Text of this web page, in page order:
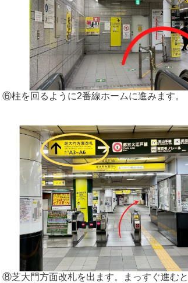
⑥柱を回るように2番線ホームに進みます。
⑧芝大門方面改札を出ます。まっすぐ進む